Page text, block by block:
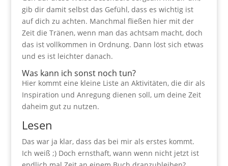
gib dir damit selbst das Gefühl, dass es wichtig ist
auf dich zu achten. Manchmal fließen hier mit der
Zeit die Tränen, wenn man das achtsam macht, doch
das ist vollkommen in Ordnung. Dann löst sich etwas
und es ist leichter danach.
Was kann ich sonst noch tun?
Hier kommt eine kleine Liste an Aktivitäten, die dir als
Inspiration und Anregung dienen soll, um deine Zeit
daheim gut zu nutzen.
Lesen
Das war ja klar, dass das bei mir als erstes kommt.
Ich weiß ;) Doch ernsthaft, wann wenn nicht jetzt ist